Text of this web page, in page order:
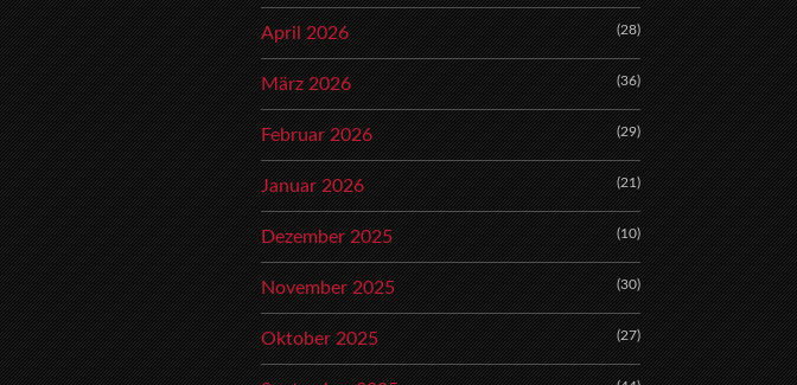
April 2026 (28)
März 2026 (36)
Februar 2026 (29)
Januar 2026 (21)
Dezember 2025 (10)
November 2025 (30)
Oktober 2025 (27)